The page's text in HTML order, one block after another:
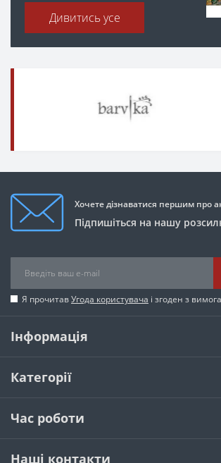
Дивитись усе
Хочете дізнаватися першим про
Підпишіться на нашу
Я прочитавУгода користувача і згоден з
Інформація
Категорії
Час роботи
Наші контакти